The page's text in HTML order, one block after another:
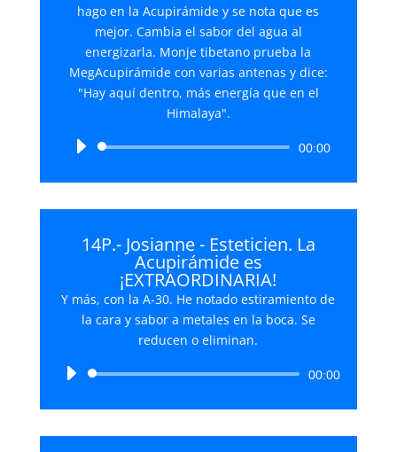
hago en la Acupirámide y se nota que es
mejor. Cambia el sabor del agua al
energizarla. Monje tibetano prueba la
MegAcupirámide con varias antenas y dice:
"Hay aquí dentro, más energía que en el
Himalaya".
Reproductor
audio
00:00
14P.- Josianne - Esteticien. La
Acupirámide es
¡EXTRAORDINARIA!
Y más, con la A-30. He notado estiramiento de
la cara y sabor a metales en la boca. Se
reducen o eliminan.
Reproductor
audio
00:00